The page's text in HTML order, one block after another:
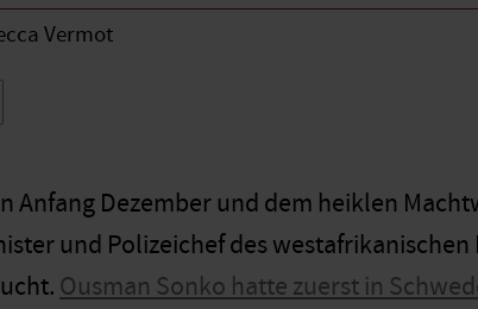
Vermot
Anfang Dezember und dem heiklen
und Polizeichef des westafrikanischen
Ousman Sonko hatte zuerst in